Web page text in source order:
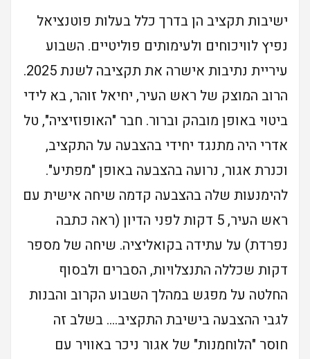
ישיבות תקציב הן בדרך כלל בעלות פוטנציאל
נפיץ לוויכוחים ולעימותים פוליטיים. השבוע
עיריית נתיבות אישרה את תקציבה לשנת 2025.
הרוב המוצק של ראש העיר, יחיאל זוהר, בא לידי
ביטוי באופן מובהק וברור. חבר "האופוזיציה", טל
אדרי היה מתנגד יחידי בהצבעה על התקציב,
וכנרת אגור, נרועה בהצבעה באופן "מפתיע".
להימנעות שלה בהצבעה קדמה שיחה אישית עם
ראש העיר, 5 דקות לפני הדיון (ראה כתבה
נפרדת) על עתידה בקואליציה. שיחה של מספר
דקות שכללה התנצלויות, הסברים ולבסוף
החלטה על מפגש במהלך השבוע הקרוב והבנות
לגבי ההצבעה בישיבת התקציב…. בשלב זה
חוסר "הלוחמנות" של אגור ניכר באוויר עם